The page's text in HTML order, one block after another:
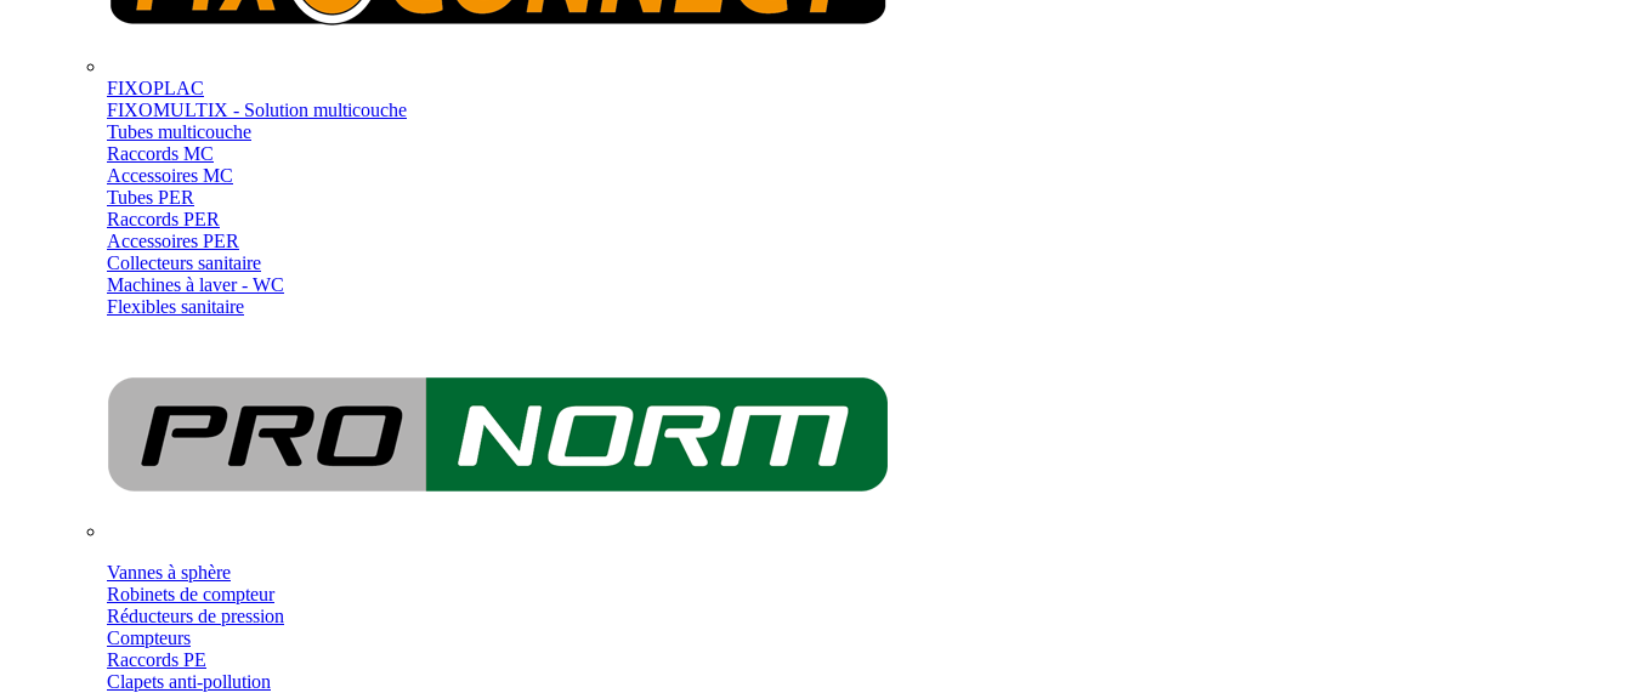
FIXOPLAC
FIXOMULTIX - Solution multicouche
Tubes multicouche
Raccords MC
Accessoires MC
Tubes PER
Raccords PER
Accessoires PER
Collecteurs sanitaire
Machines à laver - WC
Flexibles sanitaire
Vannes à sphère
Robinets de compteur
Réducteurs de pression
Compteurs
Raccords PE
Clapets anti-pollution